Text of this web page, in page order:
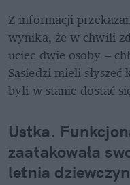
Z informacji
wynika, że w chwili
uciec dwie osoby –
Sąsiedzi mieli
byli w stanie dostać
Ustka.
zaatakowała
letnia